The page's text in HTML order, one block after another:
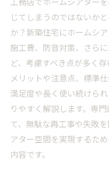
じてしまうのではないか
か？新築住宅にホームシ
施工費、防音対策、さら
ど、考慮すべき点が多く
メリットや注意点、標準
満足度や長く使い続けら
りやすく解説します。専
て、無駄な再工事や失敗
アター空間を実現するた
内容です。